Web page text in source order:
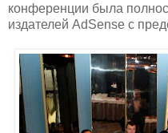
конференции была
издателей AdSense с